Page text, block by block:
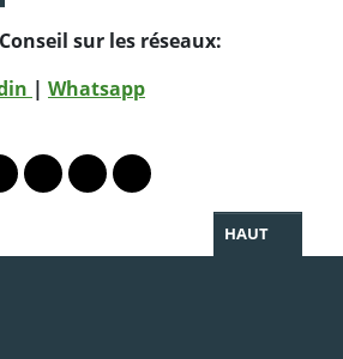
sur les réseaux:
| Whatsapp
Mastodon
profil Bluesky
le profil Instagram
vers le profil Linkedin
Lien vers le profil Facebook
Lien vers le profil Twitter
Partager par WhatsApp
HAUT